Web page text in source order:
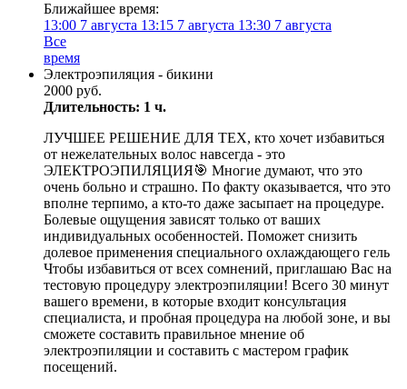
Ближайшее время:
13:00 7 августа 13:15 7 августа 13:30 7 августа
Все
время
Электроэпиляция - бикини
2000 руб.
Длительность: 1 ч.
ЛУЧШЕЕ РЕШЕНИЕ ДЛЯ ТЕХ, кто хочет избавиться
от нежелательных волос навсегда - это
ЭЛЕКТРОЭПИЛЯЦИЯ🎯 Многие думают, что это
очень больно и страшно. По факту оказывается, что это
вполне терпимо, а кто-то даже засыпает на процедуре.
Болевые ощущения зависят только от ваших
индивидуальных особенностей. Поможет снизить
долевое применения специального охлаждающего гель
Чтобы избавиться от всех сомнений, приглашаю Вас на
тестовую процедуру электроэпиляции! Всего 30 минут
вашего времени, в которые входит консультация
специалиста, и пробная процедура на любой зоне, и вы
сможете составить правильное мнение об
электроэпиляции и составить с мастером график
посещений.